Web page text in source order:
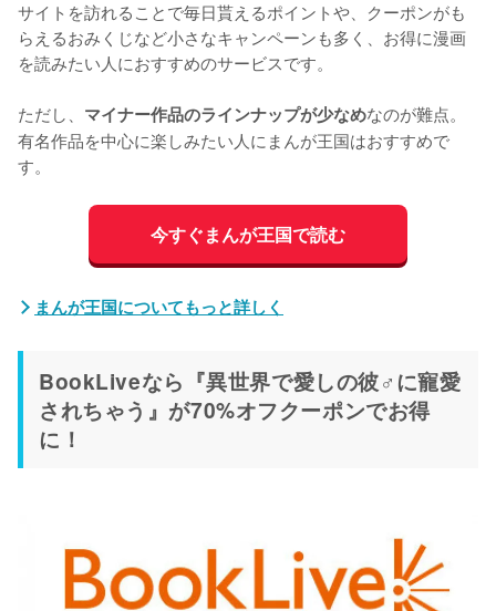
サイトを訪れることで毎日貰えるポイントや、クーポンがも
らえるおみくじなど小さなキャンペーンも多く、お得に漫画
を読みたい人におすすめのサービスです。
ただし、 マイナー作品のラインナップが少なめなのが難点。
有名作品を中心に楽しみたい人にまんが王国はおすすめで
す。
今すぐまんが王国で読む
まんが王国についてもっと詳しく
BookLiveなら『異世界で愛しの彼♂に寵愛
されちゃう』が70%オフクーポンでお得
に！